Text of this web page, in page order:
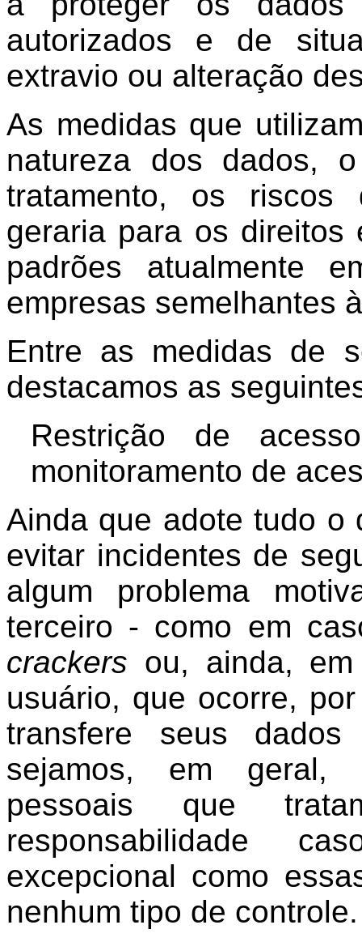
autorizados e de
extravio ou alteração
As medidas que
natureza dos dados,
tratamento, os riscos
geraria para os
padrões atualmente
empresas semelhantes
Entre as medidas de
destacamos as
Restrição de
monitoramento de
Ainda que adote tudo o
evitar incidentes de
algum problema
terceiro - como em
crackers ou, ainda,
usuário, que ocorre,
transfere seus
sejamos, em geral,
pessoais que
responsabilidade
excepcional como
nenhum tipo de controle.